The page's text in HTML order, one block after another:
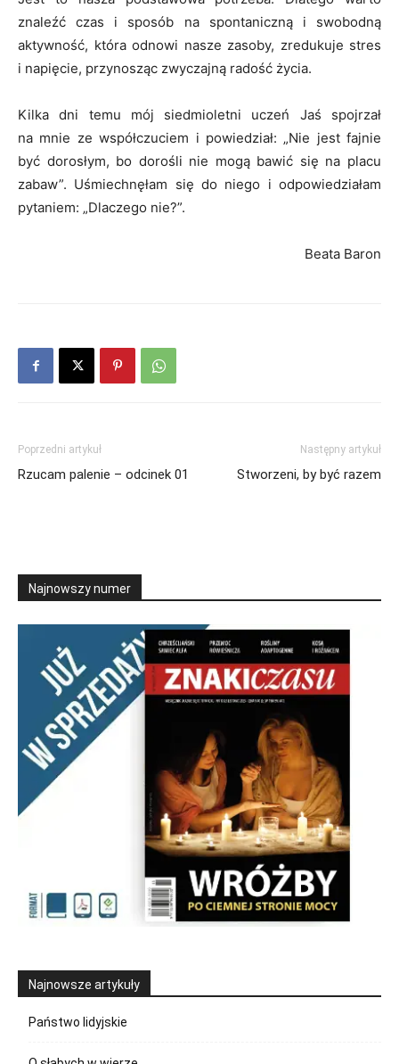
znaleźć czas i sposób na spontaniczną i swobodną
aktywność, która odnowi nasze zasoby, zredukuje stres
i napięcie, przynosząc zwyczajną radość życia.
Kilka dni temu mój siedmioletni uczeń Jaś spojrzał
na mnie ze współczuciem i powiedział: „Nie jest fajnie
być dorosłym, bo dorośli nie mogą bawić się na placu
zabaw”. Uśmiechnęłam się do niego i odpowiedziałam
pytaniem: „Dlaczego nie?”.
Beata Baron
Poprzedni artykuł
Rzucam palenie – odcinek 01
Następny artykuł
Stworzeni, by być razem
Najnowszy numer
Najnowsze artykuły
Państwo lidyjskie